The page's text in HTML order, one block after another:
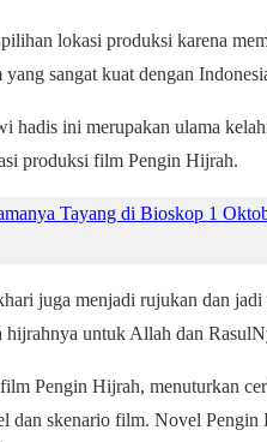
lokasi produksi karena
sangat kuat dengan
hadis ini merupakan ulama
produksi film Pengin Hijrah.
Tayang di Bioskop 1
juga menjadi rujukan dan
hijrahnya untuk Allah dan
Pengin Hijrah, menuturkan
dan skenario film. Novel